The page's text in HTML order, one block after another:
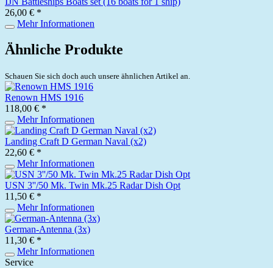
26,00 € *
Mehr Informationen
Ähnliche Produkte
Schauen Sie sich doch auch unsere ähnlichen Artikel an.
Renown HMS 1916
118,00 € *
Mehr Informationen
Landing Craft D German Naval (x2)
22,60 € *
Mehr Informationen
USN 3''/50 Mk. Twin Mk.25 Radar Dish Opt
11,50 € *
Mehr Informationen
German-Antenna (3x)
11,30 € *
Mehr Informationen
Service